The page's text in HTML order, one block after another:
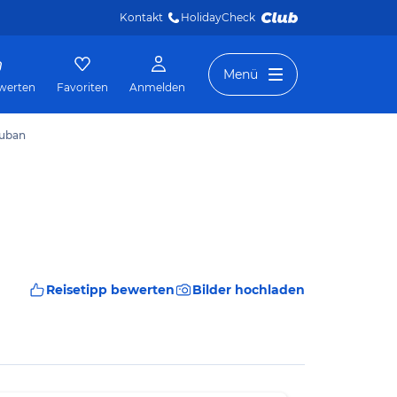
Kontakt HolidayCheck
Favoriten Anmelden
Menü
Reisetipp bewerten Bilder hochladen